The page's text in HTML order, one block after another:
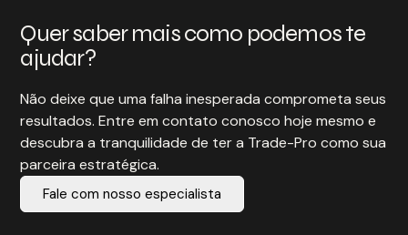
Quer saber mais como podemos te
ajudar?
Não deixe que uma falha inesperada comprometa seus
resultados. Entre em contato conosco hoje mesmo e
descubra a tranquilidade de ter a Trade-Pro como sua
parceira estratégica.
Fale com nosso especialista